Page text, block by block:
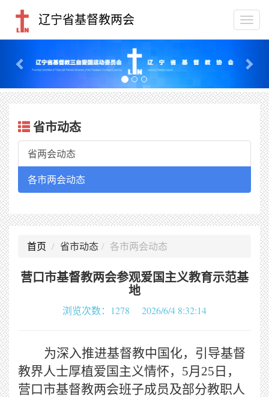
辽宁省基督教两会
省市动态
省两会动态
各市两会动态
首页 省市动态 各市两会动态
营口市基督教两会参观爱国主义教育示范基
地
浏览次数：1278 2026/6/4 8:32:14
为深入推进基督教中国化，引导基督
教界人士厚植爱国主义情怀， 5月25日，
营口市基督教两会班子成员及部分教职人